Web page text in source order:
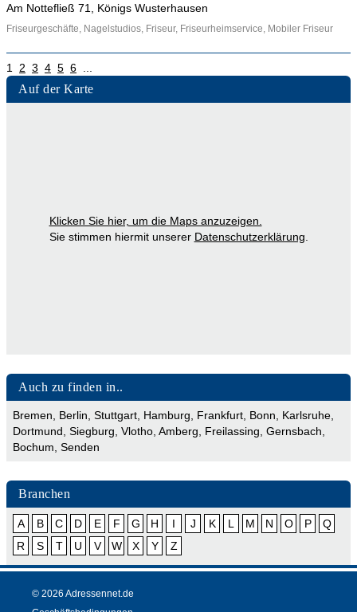
Am Nottefließ 71, Königs Wusterhausen
Friseurgeschäfte, Nagelstudios, Friseur, Friseurheimservice, Mobiler Friseur
1 2 3 4 5 6
Auf der Karte
Klicken Sie hier, um die Maps anzuzeigen.
Sie stimmen hiermit unserer Datenschutzerklärung
Auch zu finden in..
Bremen Berlin Stuttgart Hamburg Frankfurt Bonn Karlsruhe
Dortmund Siegburg Vlotho Amberg Freilassing Gernsbach
Bochum Senden
Branchen
A B C D E F G H I J K L M N O P
Q
R
S T U V W X Y Z
© 2026 Adressennet.de